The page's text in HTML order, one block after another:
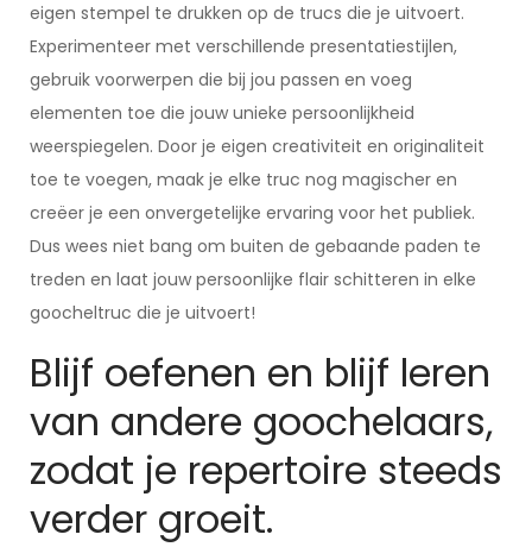
eigen stempel te drukken op de trucs die je uitvoert.
Experimenteer met verschillende presentatiestijlen,
gebruik voorwerpen die bij jou passen en voeg
elementen toe die jouw unieke persoonlijkheid
weerspiegelen. Door je eigen creativiteit en originaliteit
toe te voegen, maak je elke truc nog magischer en
creëer je een onvergetelijke ervaring voor het publiek.
Dus wees niet bang om buiten de gebaande paden te
treden en laat jouw persoonlijke flair schitteren in elke
goocheltruc die je uitvoert!
Blijf oefenen en blijf leren
van andere goochelaars,
zodat je repertoire steeds
verder groeit.